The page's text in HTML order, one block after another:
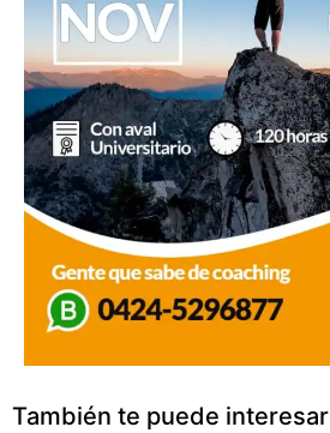
También te puede interesar